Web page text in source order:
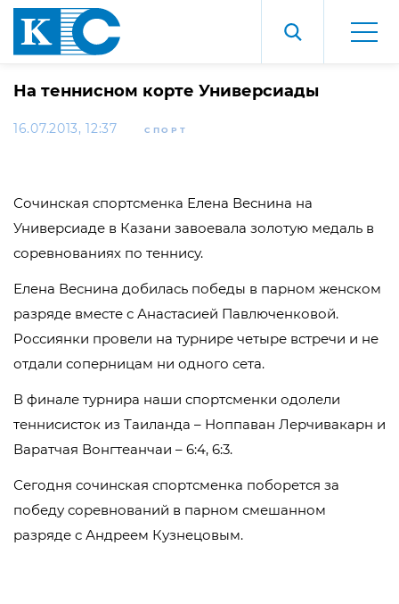
На теннисном корте Универсиады
16.07.2013, 12:37 СПОРТ
Сочинская спортсменка Елена Веснина на
Универсиаде в Казани завоевала золотую медаль в
соревнованиях по теннису.
Елена Веснина добилась победы в парном женском
разряде вместе с Анастасией Павлюченковой.
Россиянки провели на турнире четыре встречи и не
отдали соперницам ни одного сета.
В финале турнира наши спортсменки одолели
теннисисток из Таиланда – Ноппаван Лерчивакарн и
Варатчая Вонгтеанчаи – 6:4, 6:3.
Сегодня сочинская спортсменка поборется за
победу соревнований в парном смешанном
разряде с Андреем Кузнецовым.